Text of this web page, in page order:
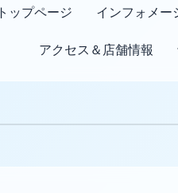
トップページ インフォメー
アクセス＆店舗情報